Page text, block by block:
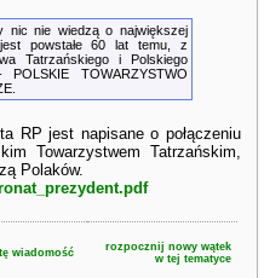
nic nie wiedzą o największej
powstałe 60 lat temu, z
Tatrzańskiego i Polskiego
TOWARZYSTWO
RP jest napisane o połączeniu
Towarzystwem Tatrzańskim,
Polaków.
wiadomość
rozpocznij nowy wątek
w tej tematyce